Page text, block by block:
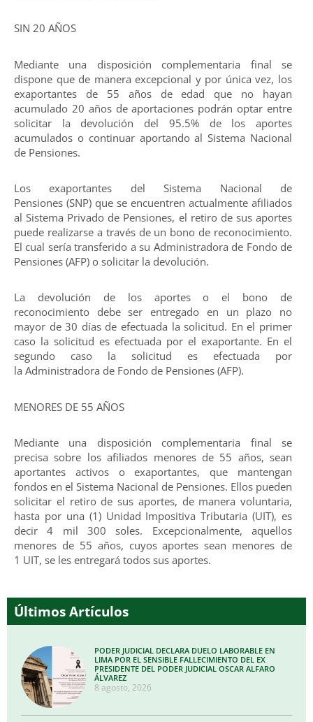
SIN 20 AÑOS
Mediante una disposición complementaria final se
dispone que de manera excepcional y por única vez, los
exaportantes de 55 años de edad que no hayan
acumulado 20 años de aportaciones podrán optar entre
solicitar la devolución del 95.5% de los aportes
acumulados o continuar aportando al Sistema Nacional
de Pensiones.
Los exaportantes del Sistema Nacional de
Pensiones (SNP) que se encuentren actualmente afiliados
al Sistema Privado de Pensiones, el retiro de sus aportes
puede realizarse a través de un bono de reconocimiento.
El cual sería transferido a su Administradora de Fondo de
Pensiones (AFP) o solicitar la devolución.
La devolución de los aportes o el bono de
reconocimiento debe ser entregado en un plazo no
mayor de 30 días de efectuada la solicitud. En el primer
caso la solicitud es efectuada por el exaportante. En el
segundo caso la solicitud es efectuada por
la Administradora de Fondo de Pensiones (AFP).
MENORES DE 55 AÑOS
Mediante una disposición complementaria final se
precisa sobre los afiliados menores de 55 años, sean
aportantes activos o exaportantes, que mantengan
fondos en el Sistema Nacional de Pensiones. Ellos pueden
solicitar el retiro de sus aportes, de manera voluntaria,
hasta por una (1) Unidad Impositiva Tributaria (UIT), es
decir 4 mil 300 soles. Excepcionalmente, aquellos
menores de 55 años, cuyos aportes sean menores de
1 UIT, se les entregará todos sus aportes.
Últimos Artículos
PODER JUDICIAL DECLARA DUELO LABORABLE EN
LIMA POR EL SENSIBLE FALLECIMIENTO DEL EX
PRESIDENTE DEL PODER JUDICIAL OSCAR ALFARO
ÁLVAREZ
8 agosto, 2026